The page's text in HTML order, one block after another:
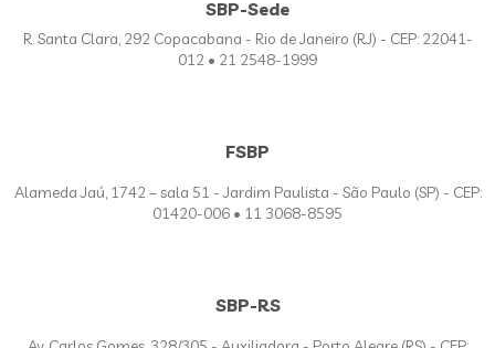
SBP-Sede
R. Santa Clara, 292 Copacabana - Rio de Janeiro (RJ) - CEP: 22041-
012 • 21 2548-1999
FSBP
Alameda Jaú, 1742 – sala 51 - Jardim Paulista - São Paulo (SP) - CEP:
01420-006 • 11 3068-8595
SBP-RS